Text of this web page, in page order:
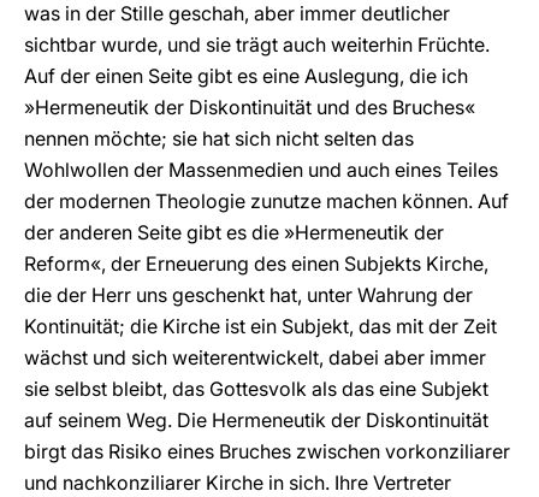
was in der Stille geschah, aber immer deutlicher
sichtbar wurde, und sie trägt auch weiterhin Früchte.
Auf der einen Seite gibt es eine Auslegung, die ich
»Hermeneutik der Diskontinuität und des Bruches«
nennen möchte; sie hat sich nicht selten das
Wohlwollen der Massenmedien und auch eines Teiles
der modernen Theologie zunutze machen können. Auf
der anderen Seite gibt es die »Hermeneutik der
Reform«, der Erneuerung des einen Subjekts Kirche,
die der Herr uns geschenkt hat, unter Wahrung der
Kontinuität; die Kirche ist ein Subjekt, das mit der Zeit
wächst und sich weiterentwickelt, dabei aber immer
sie selbst bleibt, das Gottesvolk als das eine Subjekt
auf seinem Weg. Die Hermeneutik der Diskontinuität
birgt das Risiko eines Bruches zwischen vorkonziliarer
und nachkonziliarer Kirche in sich. Ihre Vertreter